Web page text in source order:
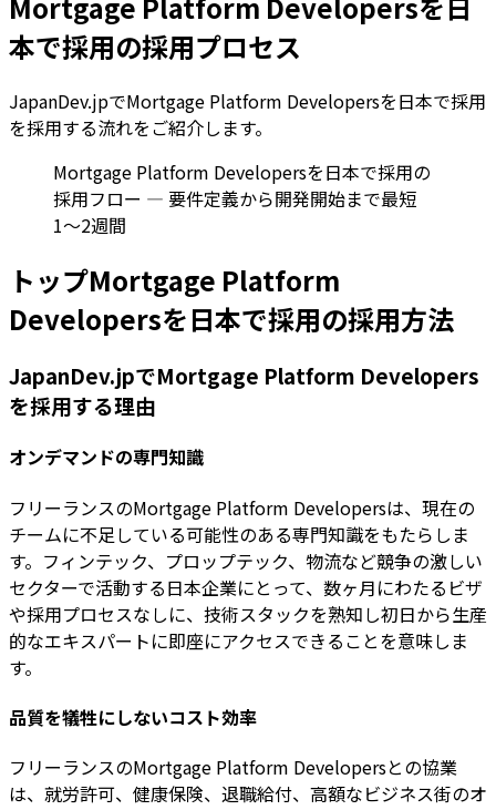
本で採用の採用プロセス
JapanDev.jpでMortgage Platform Developersを日本で採用
を採用する流れをご紹介します。
Mortgage Platform Developersを日本で採用の
採用フロー — 要件定義から開発開始まで最短
1〜2週間
トップMortgage Platform
Developersを日本で採用の採用方法
JapanDev.jpでMortgage Platform Developers
を採用する理由
オンデマンドの専門知識
フリーランスのMortgage Platform Developersは、現在の
チームに不足している可能性のある専門知識をもたらしま
す。フィンテック、プロップテック、物流など競争の激しい
セクターで活動する日本企業にとって、数ヶ月にわたるビザ
や採用プロセスなしに、技術スタックを熟知し初日から生産
的なエキスパートに即座にアクセスできることを意味しま
す。
品質を犠牲にしないコスト効率
フリーランスのMortgage Platform Developersとの協業
は、就労許可、健康保険、退職給付、高額なビジネス街のオ